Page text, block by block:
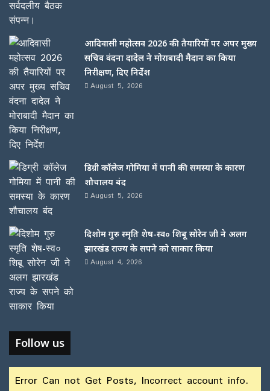
आदिवासी महोत्सव 2026 की तैयारियों पर अपर मुख्य
सचिव वंदना दादेल ने मोराबादी मैदान का किया
निरीक्षण, दिए निर्देश
August 5, 2026
डिग्री कॉलेज गोमिया में पानी की समस्या के कारण
शौचालय बंद
August 5, 2026
दिशोम गुरु स्मृति शेष-स्व० शिबू सोरेन जी ने अलग
झारखंड राज्य के सपने को साकार किया
August 4, 2026
Follow us
Error Can not Get Posts, Incorrect account info.